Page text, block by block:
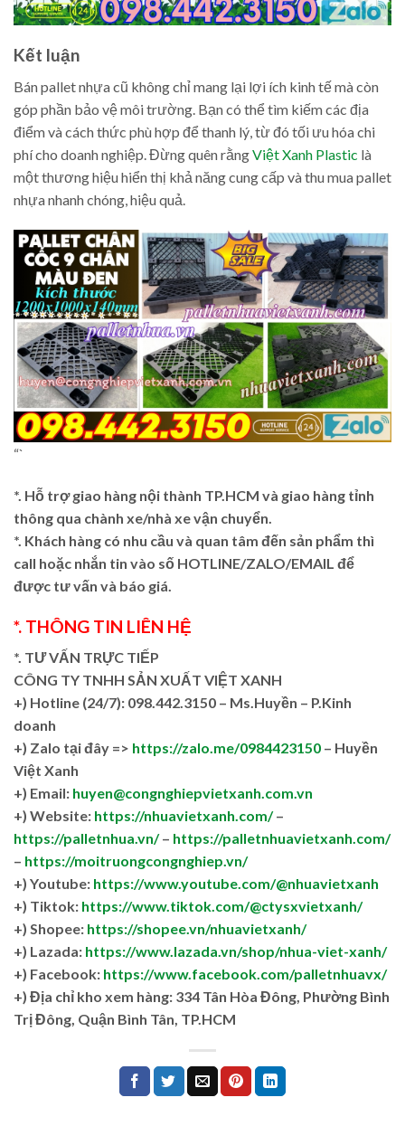
Kết luận
Bán pallet nhựa cũ không chỉ mang lại lợi ích kinh tế mà còn
góp phần bảo vệ môi trường. Bạn có thể tìm kiếm các địa
điểm và cách thức phù hợp để thanh lý, từ đó tối ưu hóa chi
phí cho doanh nghiệp. Đừng quên rằngViệt Xanh Plastic là
một thương hiệu hiển thị khả năng cung cấp và thu mua pallet
nhựa nhanh chóng, hiệu quả.
“`
*. Hỗ trợ giao hàng nội thành TP.HCM và giao hàng tỉnh
thông qua chành xe/nhà xe vận chuyển.
*. Khách hàng có nhu cầu và quan tâm đến sản phẩm thì
call hoặc nhắn tin vào số HOTLINE/ZALO/EMAIL để
được tư vấn và báo giá.
*. THÔNG TIN LIÊN HỆ
*. TƯ VẤN TRỰC TIẾP
CÔNG TY TNHH SẢN XUẤT VIỆT XANH
+) Hotline (24/7): 098.442.3150 – Ms.Huyền – P.Kinh
doanh
+) Zalo tại đây => https://zalo.me/0984423150 – Huyền
Việt Xanh
+) Email: huyen@congnghiepvietxanh.com.vn
+) Website: https://nhuavietxanh.com/–
https://palletnhua.vn/– https://palletnhuavietxanh.com/
– https://moitruongcongnghiep.vn/
+) Youtube: https://www.youtube.com/@nhuavietxanh
+) Tiktok: https://www.tiktok.com/@ctysxvietxanh/
+) Shopee: https://shopee.vn/nhuavietxanh/
+) Lazada: https://www.lazada.vn/shop/nhua-viet-xanh/
+) Facebook: https://www.facebook.com/palletnhuavx/
+) Địa chỉ kho xem hàng: 334 Tân Hòa Đông, Phường Bình
Trị Đông, Quận Bình Tân, TP.HCM